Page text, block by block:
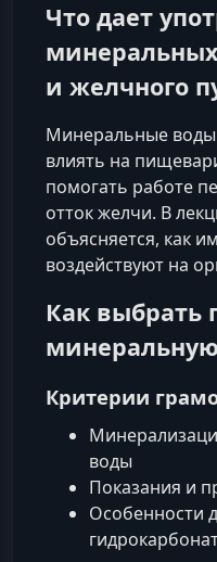
Что дает
и желчного
Минеральные воды
влиять на
помогать работе
отток желчи. В
объясняется, как
воздействуют на
Как выбрать
Критерии
воды
Показания и
Особенности